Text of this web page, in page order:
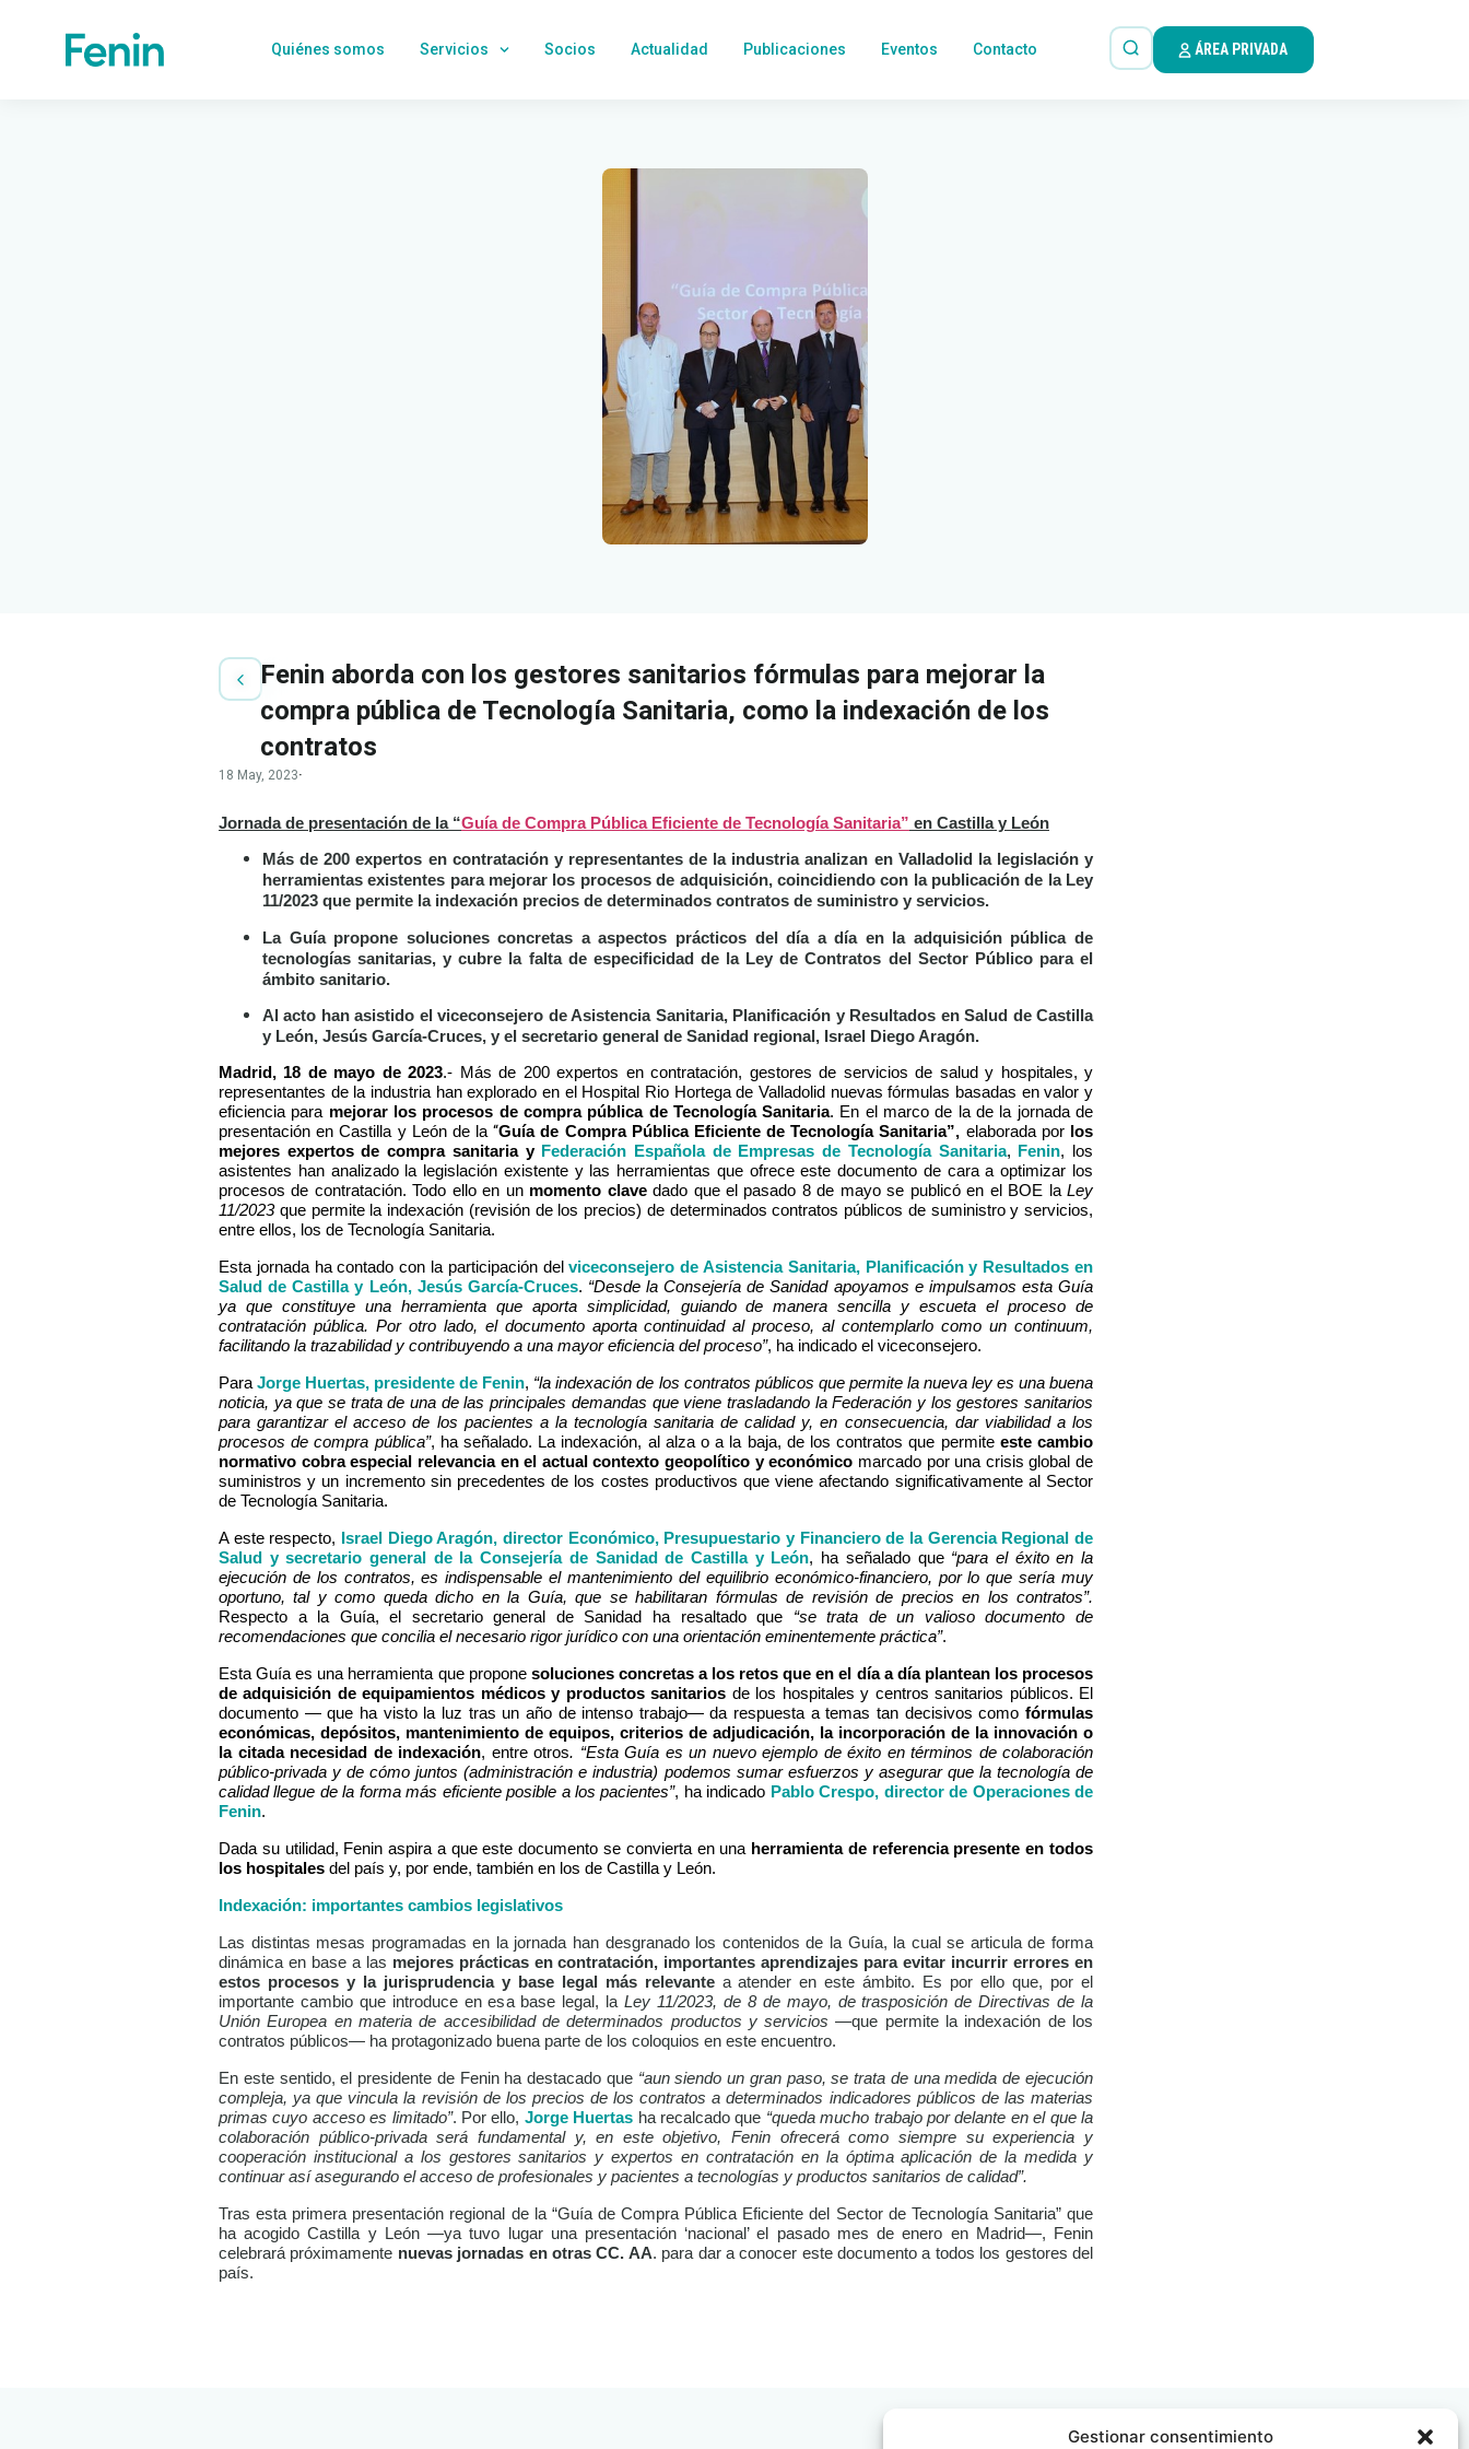
Gestionar consentimiento
Quiénes somos Servicios Socios Actualidad Publicaciones Eventos Contacto ÁREA PRIVADA
Fenin aborda con los gestores sanitarios fórmulas para mejorar la
compra pública de Tecnología Sanitaria, como la indexación de los
contratos
18 May, 2023·
Jornada de presentación de la “Guía de Compra Pública Eficiente de Tecnología Sanitaria” en Castilla y León
Más de 200 expertos en contratación y representantes de la industria analizan en Valladolid la legislación y
herramientas existentes para mejorar los procesos de adquisición, coincidiendo con la publicación de la Ley
11/2023 que permite la indexación precios de determinados contratos de suministro y servicios.
La Guía propone soluciones concretas a aspectos prácticos del día a día en la adquisición pública de
tecnologías sanitarias, y cubre la falta de especificidad de la Ley de Contratos del Sector Público para el
ámbito sanitario.
Al acto han asistido el viceconsejero de Asistencia Sanitaria, Planificación y Resultados en Salud de Castilla
y León, Jesús García-Cruces, y el secretario general de Sanidad regional, Israel Diego Aragón.
Madrid, 18 de mayo de 2023.- Más de 200 expertos en contratación, gestores de servicios de salud y hospitales, y
representantes de la industria han explorado en el Hospital Rio Hortega de Valladolid nuevas fórmulas basadas en valor y
eficiencia para mejorar los procesos de compra pública de Tecnología Sanitaria. En el marco de la de la jornada de
presentación en Castilla y León de la“Guía de Compra Pública Eficiente de Tecnología Sanitaria”, elaborada porlos
mejores expertos de compra sanitaria y Federación Española de Empresas de Tecnología Sanitaria, Fenin, los
asistentes han analizado la legislación existente y las herramientas que ofrece este documento de cara a optimizar los
procesos de contratación. Todo ello en un momento clavedado que el pasado 8 de mayo se publicó en el BOE laLey
11/2023que permite la indexación (revisión de los precios) de determinados contratos públicos de suministro y servicios,
entre ellos, los de Tecnología Sanitaria.
Esta jornada ha contado con la participación delviceconsejero de Asistencia Sanitaria, Planificación y Resultados en
Salud de Castilla y León, Jesús García-Cruces. “Desde la Consejería de Sanidad apoyamos e impulsamos esta Guía
ya que constituye una herramienta que aporta simplicidad, guiando de manera sencilla y escueta el proceso de
contratación pública. Por otro lado, el documento aporta continuidad al proceso, al contemplarlo como un continuum,
facilitando la trazabilidad y contribuyendo a una mayor eficiencia del proceso”, ha indicado el viceconsejero.
ParaJorge Huertas, presidente de Fenin, “la indexación de los contratos públicos que permite la nueva ley es una buena
noticia, ya que se trata de una de las principales demandas que viene trasladando la Federación y los gestores sanitarios
para garantizar el acceso de los pacientes a la tecnología sanitaria de calidad y, en consecuencia, dar viabilidad a los
procesos de compra pública”, ha señalado. La indexación, al alza o a la baja, de los contratos que permite este cambio
normativo cobra especial relevancia en el actual contexto geopolítico y económico marcado por una crisis global de
suministros y un incremento sin precedentes de los costes productivos que viene afectando significativamente al Sector
de Tecnología Sanitaria.
A este respecto, Israel Diego Aragón, director Económico, Presupuestario y Financiero de la Gerencia Regional de
Salud y secretario general de la Consejería de Sanidad de Castilla y León, ha señalado que “para el éxito en la
ejecución de los contratos, es indispensable el mantenimiento del equilibrio económico-financiero, por lo que sería muy
oportuno, tal y como queda dicho en la Guía, que se habilitaran fórmulas de revisión de precios en los contratos”.
Respecto a la Guía,
el secretario general de Sanidad ha resaltado que “se trata de un valioso documento de
recomendaciones que concilia el necesario rigor jurídico con una orientación eminentemente práctica”.
Esta Guía es una herramienta que propone soluciones concretas a los retos que en el día a día plantean los procesos
de adquisición de equipamientos médicos y productos sanitarios de los hospitales y centros sanitarios públicos. El
documento — que ha visto la luz tras un año de intenso trabajo— da respuesta a temas tan decisivos comofórmulas
económicas, depósitos, mantenimiento de equipos, criterios de adjudicación, la incorporación de la innovación o
la citada necesidad de indexación, entre otros. “Esta Guía es un nuevo ejemplo de éxito en términos de colaboración
público-privada y de cómo juntos (administración e industria) podemos sumar esfuerzos y asegurar que la tecnología de
calidad llegue de la forma más eficiente posible a los pacientes”, ha indicado Pablo Crespo, director de Operaciones de
Fenin.
Dada su utilidad, Fenin aspira a que este documento se convierta en una herramienta de referencia presente en todos
los hospitales del país y, por ende, también en los de Castilla y León.
Indexación: importantes cambios legislativos
Las distintas mesas programadas en la jornada han desgranado los contenidos de la Guía, la cual se articula de forma
dinámica en base a las mejores prácticas en contratación, importantes aprendizajes para evitar incurrir errores en
estos procesos y la jurisprudencia y base legal más relevantea atender en este ámbito. Es por ello que, por el
importante cambio que introduce en esa base legal, laLey 11/2023, de 8 de mayo, de trasposición de Directivas de la
Unión Europea en materia de accesibilidad de determinados productos y servicios—que permite la indexación de los
contratos públicos— ha protagonizado buena parte de los coloquios en este encuentro.
En este sentido, el presidente de Fenin ha destacado que “aun siendo un gran paso, se trata de una medida de ejecución
compleja, ya que vincula la revisión de los precios de los contratos a determinados indicadores públicos de las materias
primas cuyo acceso es limitado”. Por ello, Jorge Huertas ha recalcado que “queda mucho trabajo por delante en el que la
colaboración público-privada será fundamental y, en este objetivo, Fenin ofrecerá como siempre su experiencia y
cooperación institucional a los gestores sanitarios y expertos en contratación en la óptima aplicación de la medida y
continuar así asegurando el acceso de profesionales y pacientes a tecnologías y productos sanitarios de calidad”.
Tras esta primera presentación regional de la “Guía de Compra Pública Eficiente del Sector de Tecnología Sanitaria” que
ha acogido Castilla y León —ya tuvo lugar una presentación ‘nacional’ el pasado mes de enero en Madrid—, Fenin
celebrará próximamente nuevas jornadas en otras CC. AA. para dar a conocer este documento a todos los gestores del
país.